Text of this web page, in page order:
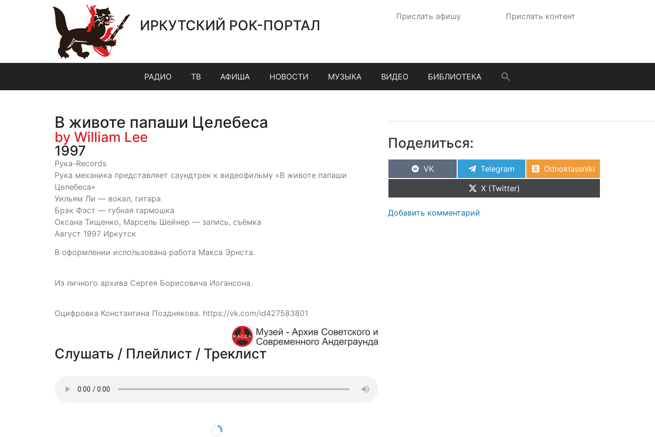
ИРКУТСКИЙ РОК-ПОРТАЛ
Прислать афишу Прислать контент
РАДИО ТВ АФИША НОВОСТИ МУЗЫКА ВИДЕО БИБЛИОТЕКА
В животе папаши Целебеса
by William Lee
1997
Рука-Records
Рука механика представляет саундтрек к видеофильму «В животе папаши
Целебеса»
Уильям Ли — вокал, гитара
Брэк Фэст — губная гармошка
Оксана Тищенко, Марсель Шейнер — запись, съёмка
Август 1997 Иркутск
В оформлении использована работа Макса Эрнста.
Из личного архива Сергея Борисовича Иогансона.
Оцифровка Константина Позднякова. https://vk.com/id427583801
Слушать / Плейлист / Треклист
Поделиться:
VK Telegram
Odnoklassniki
X (Twitter)
Добавить комментарий